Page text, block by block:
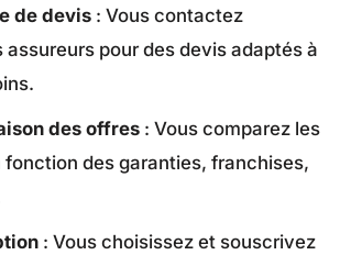
de devis : Vous contactez
assureurs pour des devis adaptés à
des offres : Vous comparez les
fonction des garanties, franchises,
: Vous choisissez et souscrivez